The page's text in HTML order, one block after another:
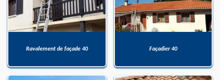
Ravalement de façade 40 Façadier 40